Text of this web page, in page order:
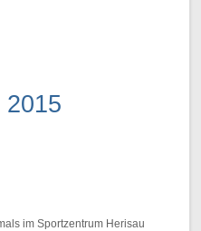
2015
im Sportzentrum Herisau